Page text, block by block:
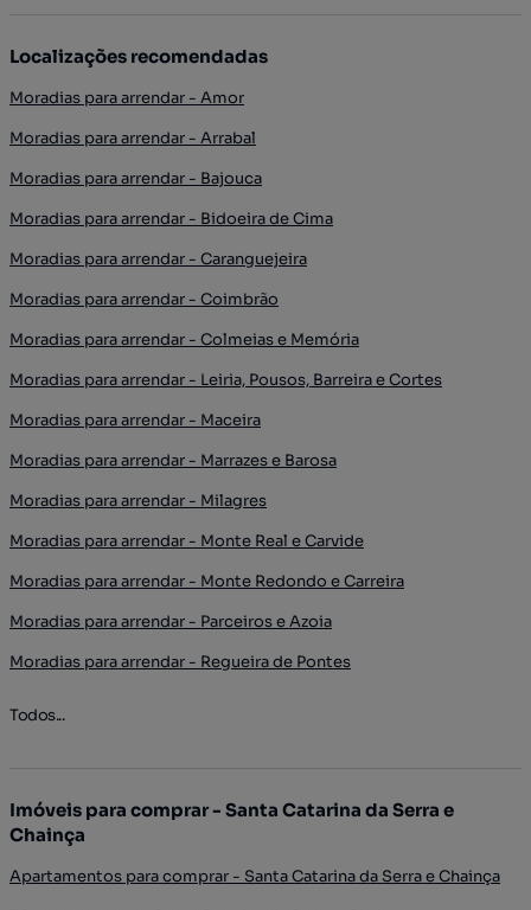
Localizações recomendadas
Moradias para arrendar - Amor
Moradias para arrendar - Arrabal
Moradias para arrendar - Bajouca
Moradias para arrendar - Bidoeira de Cima
Moradias para arrendar - Caranguejeira
Moradias para arrendar - Coimbrão
Moradias para arrendar - Colmeias e Memória
Moradias para arrendar - Leiria, Pousos, Barreira e Cortes
Moradias para arrendar - Maceira
Moradias para arrendar - Marrazes e Barosa
Moradias para arrendar - Milagres
Moradias para arrendar - Monte Real e Carvide
Moradias para arrendar - Monte Redondo e Carreira
Moradias para arrendar - Parceiros e Azoia
Moradias para arrendar - Regueira de Pontes
Todos...
Imóveis para comprar - Santa Catarina da Serra e
Chainça
Apartamentos para comprar - Santa Catarina da Serra e Chainça